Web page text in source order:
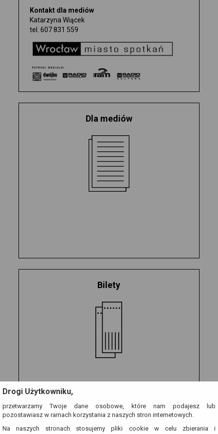
WYDAWNICTWO
BILETY
Kontakt dla mediów
Katarzyna Wiącek
tel.607 831 559
Dla mediów
Bilety
Drogi Użytkowniku,
przetwarzamy Twoje dane osobowe, które nam podajesz lub
pozostawiasz w ramach korzystania z naszych stron internetowych.
Na naszych stronach stosujemy pliki cookie w celu zbierania i